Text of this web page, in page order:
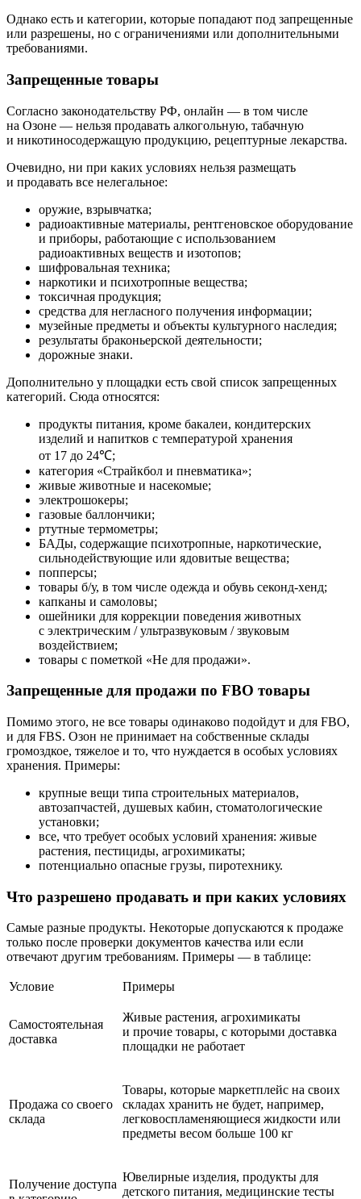
Однако есть и категории, которые попадают под запрещенные
или разрешены, но с ограничениями или дополнительными
требованиями.
Запрещенные товары
Согласно законодательству РФ, онлайн — в том числе
на Озоне — нельзя продавать алкогольную, табачную
и никотиносодержащую продукцию, рецептурные лекарства.
Очевидно, ни при каких условиях нельзя размещать
и продавать все нелегальное:
оружие, взрывчатка;
радиоактивные материалы, рентгеновское оборудование
и приборы, работающие с использованием
радиоактивных веществ и изотопов;
шифровальная техника;
наркотики и психотропные вещества;
токсичная продукция;
средства для негласного получения информации;
музейные предметы и объекты культурного наследия;
результаты браконьерской деятельности;
дорожные знаки.
Дополнительно у площадки есть свой список запрещенных
категорий. Сюда относятся:
продукты питания, кроме бакалеи, кондитерских
изделий и напитков с температурой хранения
от 17 до 24℃;
категория «Страйкбол и пневматика»;
живые животные и насекомые;
электрошокеры;
газовые баллончики;
ртутные термометры;
БАДы, содержащие психотропные, наркотические,
сильнодействующие или ядовитые вещества;
попперсы;
товары б/у, в том числе одежда и обувь секонд-хенд;
капканы и самоловы;
ошейники для коррекции поведения животных
с электрическим / ультразвуковым / звуковым
воздействием;
товары с пометкой «Не для продажи».
Запрещенные для продажи по FBO товары
Помимо этого, не все товары одинаково подойдут и для FBO,
и для FBS. Озон не принимает на собственные склады
громоздкое, тяжелое и то, что нуждается в особых условиях
хранения. Примеры:
крупные вещи типа строительных материалов,
автозапчастей, душевых кабин, стоматологические
установки;
все, что требует особых условий хранения: живые
растения, пестициды, агрохимикаты;
потенциально опасные грузы, пиротехнику.
Что разрешено продавать и при каких условиях
Самые разные продукты. Некоторые допускаются к продаже
только после проверки документов качества или если
отвечают другим требованиям. Примеры — в таблице:
Условие Примеры
Самостоятельная
доставка
Живые растения, агрохимикаты
и прочие товары, с которыми доставка
площадки не работает
Продажа со своего
склада
Товары, которые маркетплейс на своих
складах хранить не будет, например,
легковоспламеняющиеся жидкости или
предметы весом больше 100 кг
Получение доступа
Ювелирные изделия, продукты для
детского питания, медицинские тесты